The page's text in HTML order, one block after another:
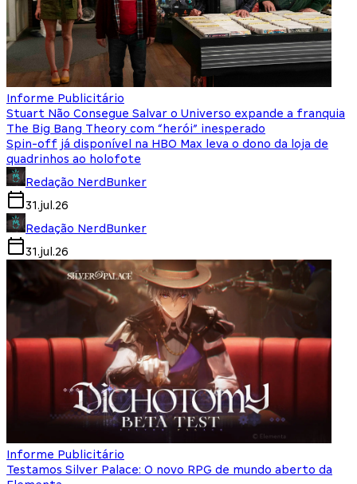
Informe Publicitário
Stuart Não Consegue Salvar o Universo expande a franquia
The Big Bang Theory com “herói” inesperado
Spin-off já disponível na HBO Max leva o dono da loja de
quadrinhos ao holofote
Redação NerdBunker
31.jul.26
Redação NerdBunker
31.jul.26
Informe Publicitário
Testamos Silver Palace: O novo RPG de mundo aberto da